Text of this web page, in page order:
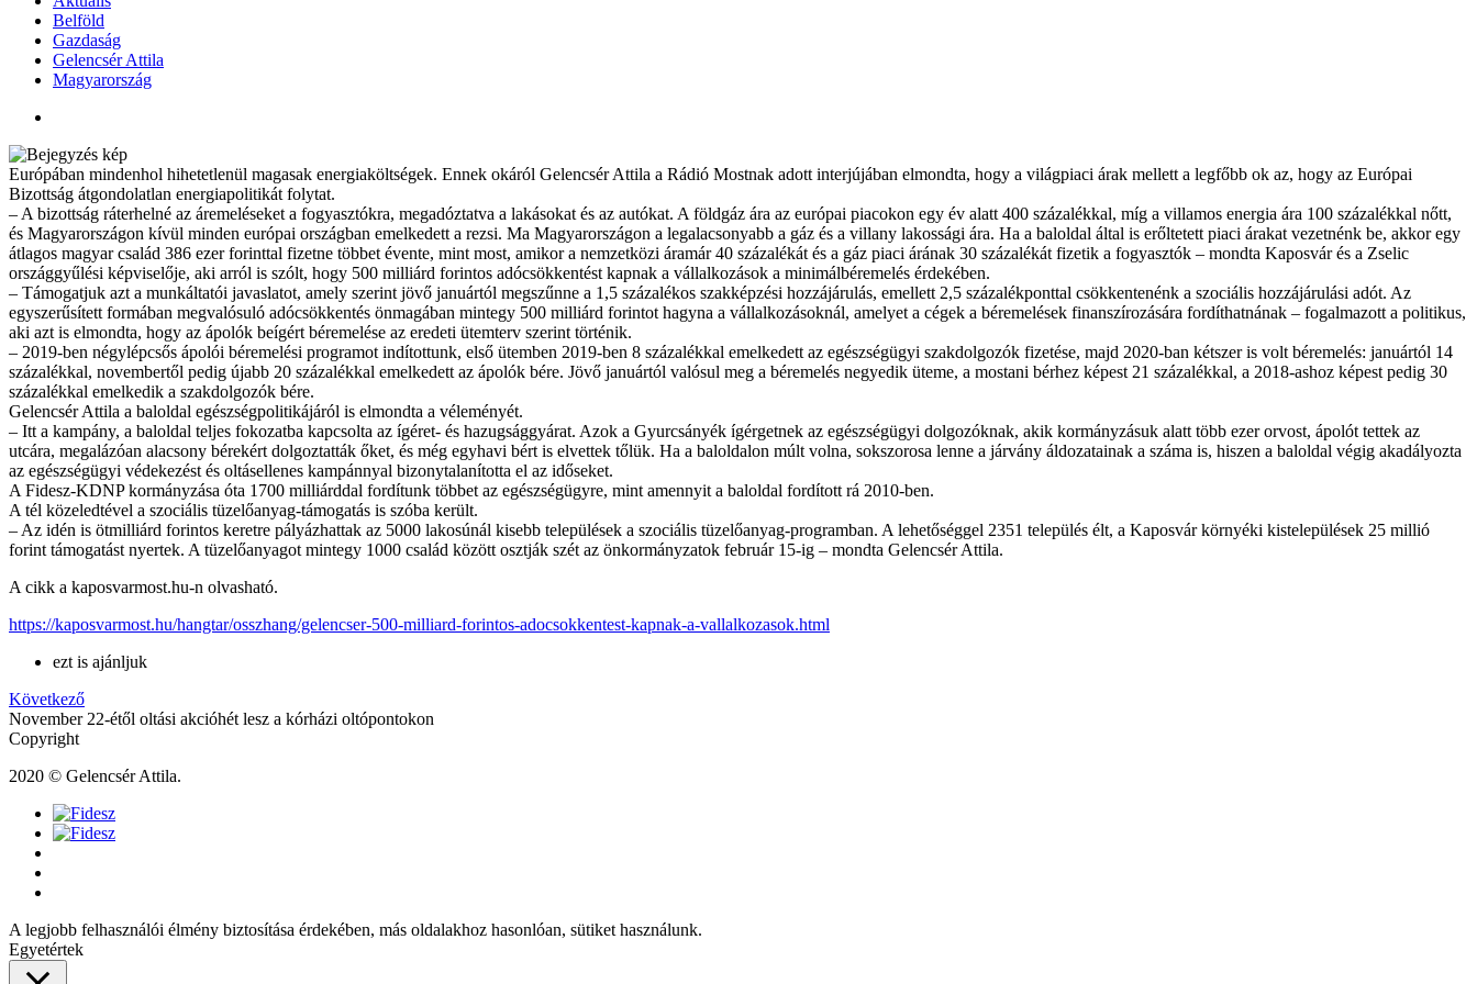
Belföld
Gazdaság
Gelencsér Attila
Magyarország
Európában mindenhol hihetetlenül magasak energiaköltségek. Ennek okáról Gelencsér Attila a Rádió Mostnak adott interjújában elmondta, hogy a világpiaci árak mellett a legfőbb ok az, hogy az Európai
Bizottság átgondolatlan energiapolitikát folytat.
– A bizottság ráterhelné az áremeléseket a fogyasztókra, megadóztatva a lakásokat és az autókat. A földgáz ára az európai piacokon egy év alatt 400 százalékkal, míg a villamos energia ára 100 százalékkal nőtt,
és Magyarországon kívül minden európai országban emelkedett a rezsi. Ma Magyarországon a legalacsonyabb a gáz és a villany lakossági ára. Ha a baloldal által is erőltetett piaci árakat vezetnénk be, akkor egy
átlagos magyar család 386 ezer forinttal fizetne többet évente, mint most, amikor a nemzetközi áramár 40 százalékát és a gáz piaci árának 30 százalékát fizetik a fogyasztók – mondta Kaposvár és a Zselic
országgyűlési képviselője, aki arról is szólt, hogy 500 milliárd forintos adócsökkentést kapnak a vállalkozások a minimálbéremelés érdekében.
– Támogatjuk azt a munkáltatói javaslatot, amely szerint jövő januártól megszűnne a 1,5 százalékos szakképzési hozzájárulás, emellett 2,5 százalékponttal csökkentenénk a szociális hozzájárulási adót. Az
egyszerűsített formában megvalósuló adócsökkentés önmagában mintegy 500 milliárd forintot hagyna a vállalkozásoknál, amelyet a cégek a béremelések finanszírozására fordíthatnának – fogalmazott a politikus,
aki azt is elmondta, hogy az ápolók beígért béremelése az eredeti ütemterv szerint történik.
– 2019-ben négylépcsős ápolói béremelési programot indítottunk, első ütemben 2019-ben 8 százalékkal emelkedett az egészségügyi szakdolgozók fizetése, majd 2020-ban kétszer is volt béremelés: januártól 14
százalékkal, novembertől pedig újabb 20 százalékkal emelkedett az ápolók bére. Jövő januártól valósul meg a béremelés negyedik üteme, a mostani bérhez képest 21 százalékkal, a 2018-ashoz képest pedig 30
százalékkal emelkedik a szakdolgozók bére.
Gelencsér Attila a baloldal egészségpolitikájáról is elmondta a véleményét.
– Itt a kampány, a baloldal teljes fokozatba kapcsolta az ígéret- és hazugsággyárat. Azok a Gyurcsányék ígérgetnek az egészségügyi dolgozóknak, akik kormányzásuk alatt több ezer orvost, ápolót tettek az
utcára, megalázóan alacsony bérekért dolgoztatták őket, és még egyhavi bért is elvettek tőlük. Ha a baloldalon múlt volna, sokszorosa lenne a járvány áldozatainak a száma is, hiszen a baloldal végig akadályozta
az egészségügyi védekezést és oltásellenes kampánnyal bizonytalanította el az időseket.
A Fidesz-KDNP kormányzása óta 1700 milliárddal fordítunk többet az egészségügyre, mint amennyit a baloldal fordított rá 2010-ben.
A tél közeledtével a szociális tüzelőanyag-támogatás is szóba került.
– Az idén is ötmilliárd forintos keretre pályázhattak az 5000 lakosúnál kisebb települések a szociális tüzelőanyag-programban. A lehetőséggel 2351 település élt, a Kaposvár környéki kistelepülések 25 millió
forint támogatást nyertek. A tüzelőanyagot mintegy 1000 család között osztják szét az önkormányzatok február 15-ig – mondta Gelencsér Attila.
A cikk a kaposvarmost.hu-n olvasható.
https://kaposvarmost.hu/hangtar/osszhang/gelencser-500-milliard-forintos-adocsokkentest-kapnak-a-vallalkozasok.html
ezt is ajánljuk
Következő
November 22-étől oltási akcióhét lesz a kórházi oltópontokon
Copyright
2020 © Gelencsér Attila.
A legjobb felhasználói élmény biztosítása érdekében, más oldalakhoz hasonlóan, sütiket használunk.
Egyetértek